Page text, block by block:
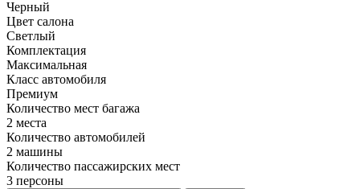
Черный
Цвет салона
Светлый
Комплектация
Максимальная
Класс автомобиля
Премиум
Количество мест багажа
2 места
Количество автомобилей
2 машины
Количество пассажирских мест
3 персоны